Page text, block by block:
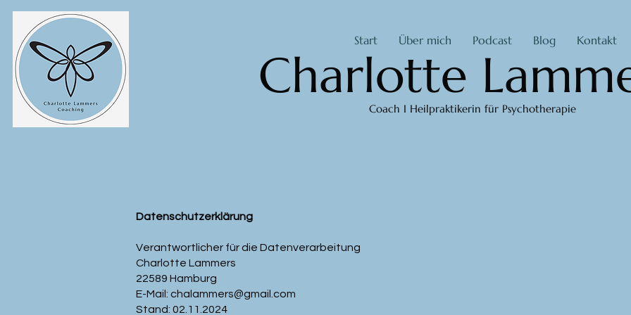
Charlotte
Coach I Heilpraktikerin für Psychotherapie
Start Über mich Podcast Blog Kontakt
Datenschutzerklärung
Verantwortlicher für die Datenverarbeitung
Charlotte Lammers
22589 Hamburg
E-Mail: chalammers@gmail.com
Stand: 02.11.2024